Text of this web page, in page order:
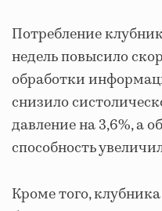
Потребление
недель повысило
обработки
снизило
давление на 3,6%, а
способность
Кроме того,